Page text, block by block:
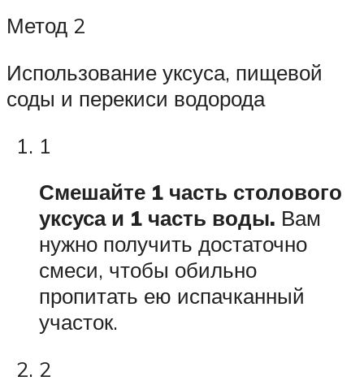
Метод 2
Использование уксуса, пищевой
соды и перекиси водорода
1
Смешайте 1 часть столового
уксуса и 1 часть воды. Вам
нужно получить достаточно
смеси, чтобы обильно
пропитать ею испачканный
участок.
2